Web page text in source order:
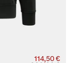
114,50 €